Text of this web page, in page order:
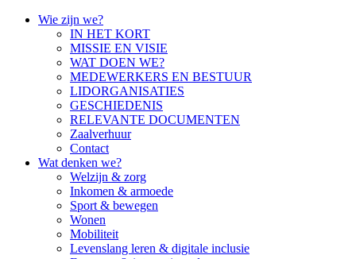
OverslaanWie zijn we?
IN HET KORT
MISSIE EN VISIE
WAT DOEN WE?
MEDEWERKERS EN BESTUUR
LIDORGANISATIES
GESCHIEDENIS
RELEVANTE DOCUMENTEN
Zaalverhuur
Contact
Wat denken we?
Welzijn & zorg
Inkomen & armoede
Sport & bewegen
Wonen
Mobiliteit
Levenslang leren & digitale inclusie